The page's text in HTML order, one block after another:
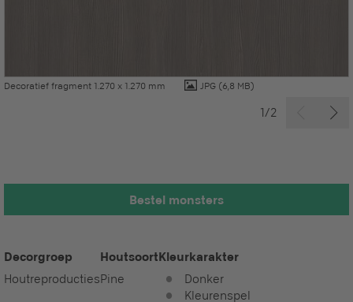
Decoratief fragment 1.270 x 1.270 mm JPG (6,8 MB)
1/2
Bestel monsters
Decorgroep
Houtreproducties
Houtsoort
Pine
Kleurkarakter
Donker
Kleurenspel